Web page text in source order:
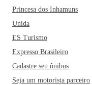
Princesa dos Inhamuns
Unida
ES Turismo
Expresso Brasileiro
Cadastre seu ônibus
Seja um motorista parceiro